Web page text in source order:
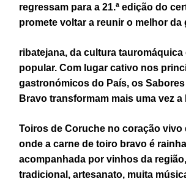
regressam para a 21.ª edição do
promete voltar a reunir o melhor da
ribatejana, da cultura tauromáquica
popular. Com lugar cativo nos
gastronómicos do País, os
Bravo transformam mais uma vez a
Toiros de Coruche no coração vivo
onde a carne de toiro bravo é
acompanhada por vinhos da
tradicional, artesanato, muita